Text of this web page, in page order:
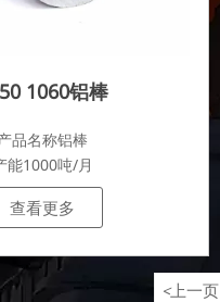
1060铝棒
品名称铝棒
能1000吨/月
查看更多
<上一页